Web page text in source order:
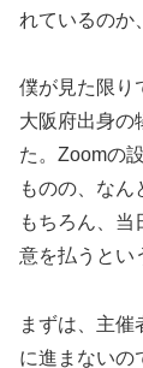
れているのか
僕が見た限り
大阪府出身の
た。Zoomの
ものの、なん
もちろん、当
意を払うとい
まずは、主
に進まないの